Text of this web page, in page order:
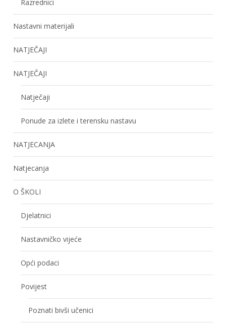
Razrednici
Nastavni materijali
NATJEČAJI
NATJEČAJI
Natječaji
Ponude za izlete i terensku nastavu
NATJECANJA
Natjecanja
O ŠKOLI
Djelatnici
Nastavničko vijeće
Opći podaci
Povijest
Poznati bivši učenici